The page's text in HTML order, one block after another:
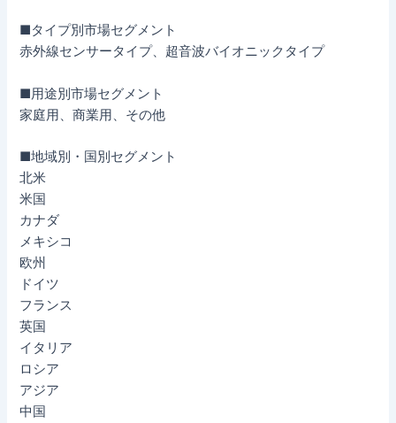
■タイプ別市場セグメント
赤外線センサータイプ、超音波バイオニックタイプ
■用途別市場セグメント
家庭用、商業用、その他
■地域別・国別セグメント
北米
米国
カナダ
メキシコ
欧州
ドイツ
フランス
英国
イタリア
ロシア
アジア
中国